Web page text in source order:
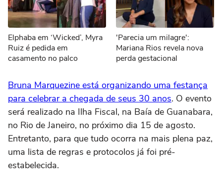
Elphaba em ‘Wicked’, Myra
Ruiz é pedida em
casamento no palco
'Parecia um milagre':
Mariana Rios revela nova
perda gestacional
Bruna Marquezine está organizando uma festança
para celebrar a chegada de seus 30 anos. O evento
será realizado na Ilha Fiscal, na Baía de Guanabara,
no Rio de Janeiro, no próximo dia 15 de agosto.
Entretanto, para que tudo ocorra na mais plena paz,
uma lista de regras e protocolos já foi pré-
estabelecida.